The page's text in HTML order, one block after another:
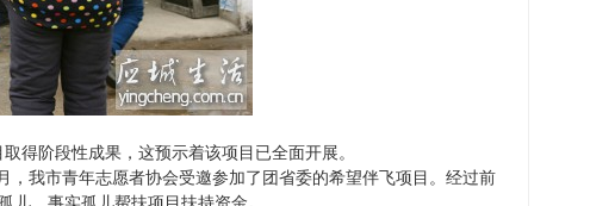
得阶段性成果，这预示着该项目已全面开展。
我市青年志愿者协会受邀参加了团省委的希望伴飞项目。经过前